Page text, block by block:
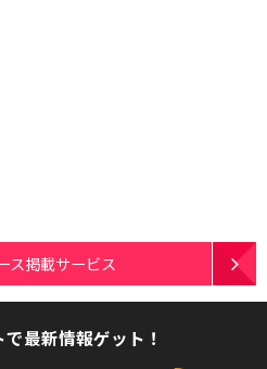
ス掲載サービス
最新情報ゲット！